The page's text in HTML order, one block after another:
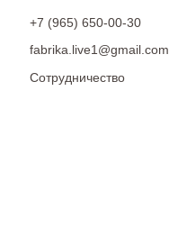
Сотрудничество
+7 (965) 650-00-30
fabrika.live1@gmail.com